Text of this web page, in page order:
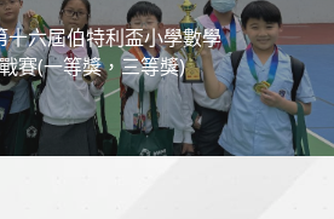
十六屆伯特利盃小學數學
賽(一等獎，三等獎)